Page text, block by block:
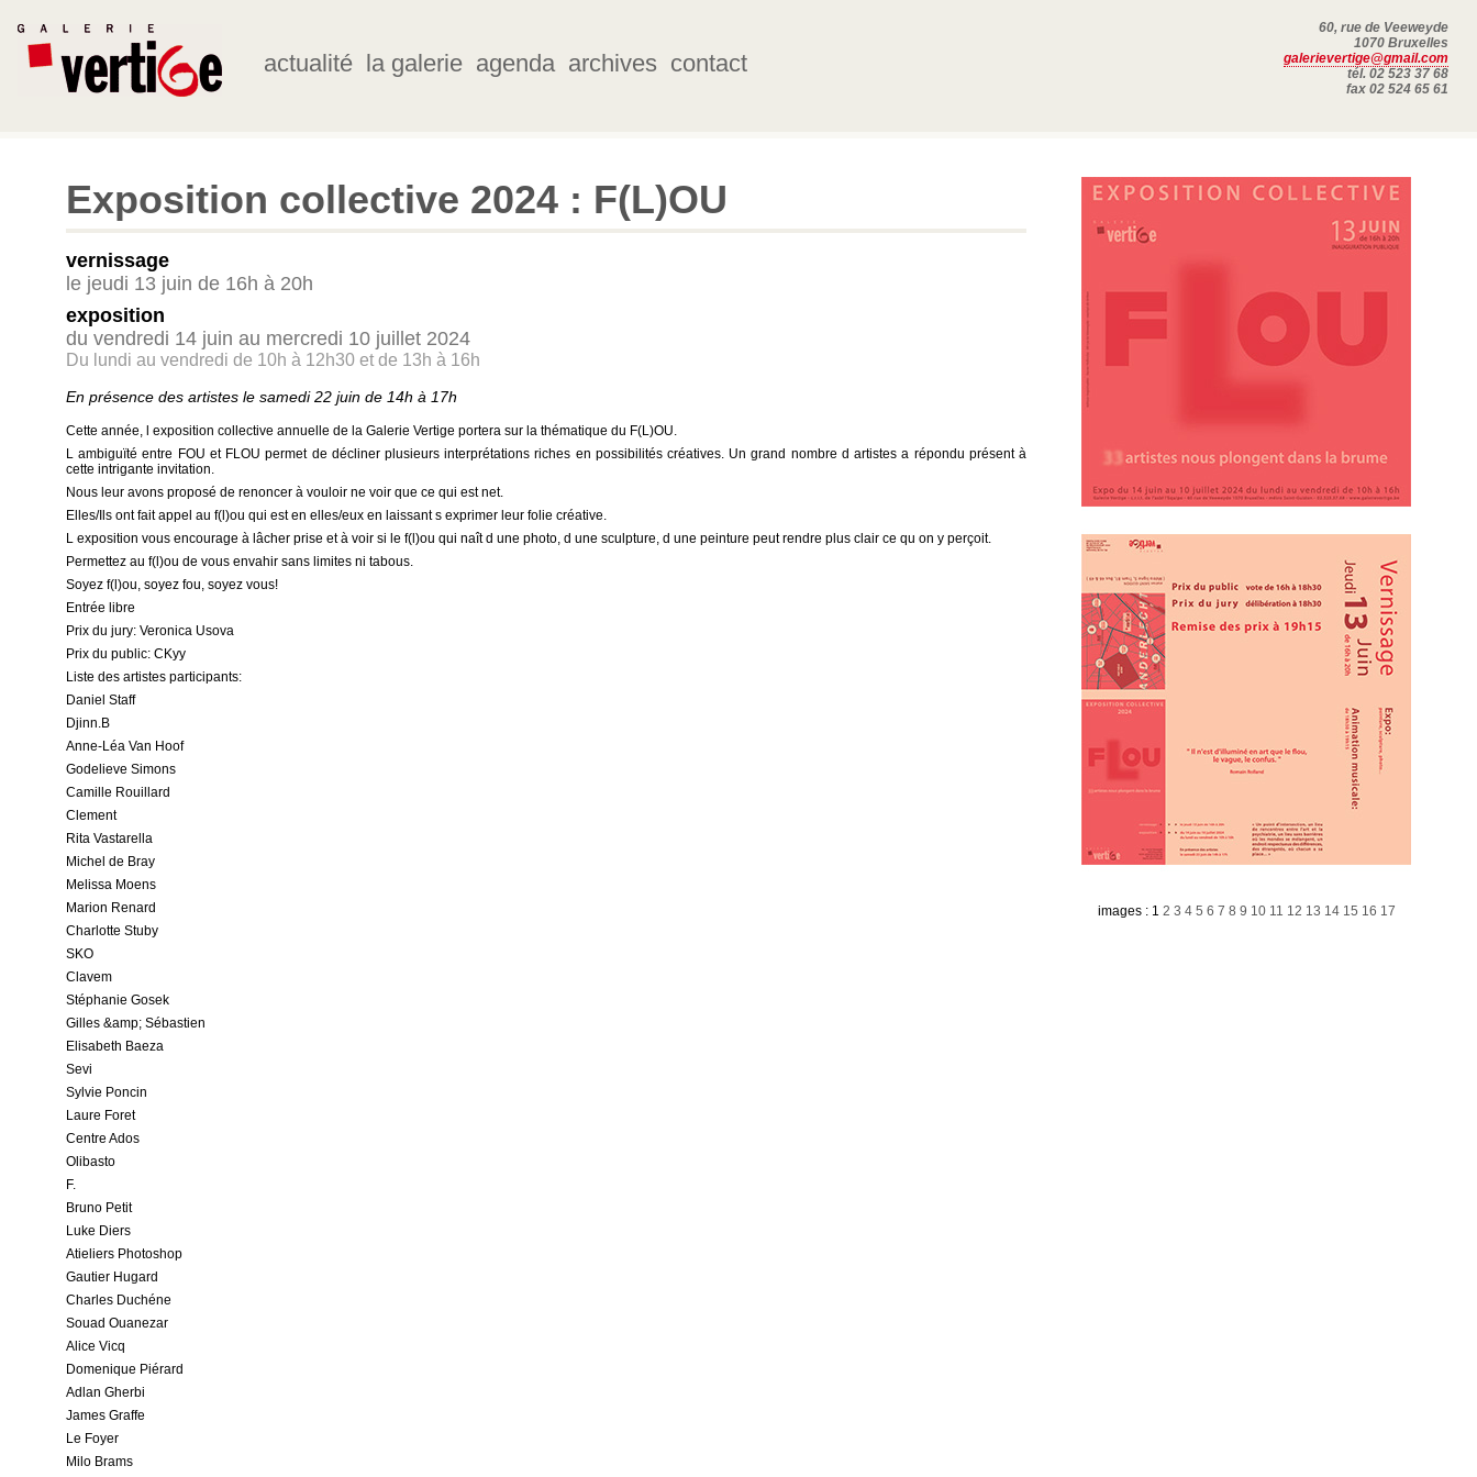
actualité la galerie agenda archives contact
60, rue de Veeweyde
1070 Bruxelles
galerievertige@gmail.com
tél. 02 523 37 68
fax 02 524 65 61
images : 1 2 3 4 5 6 7 8 9 10 11 12 13 14 15 16 17
Exposition collective 2024 : F(L)OU
vernissage
le jeudi 13 juin de 16h à 20h
exposition
du vendredi 14 juin au mercredi 10 juillet 2024
Du lundi au vendredi de 10h à 12h30 et de 13h à 16h
En présence des artistes le samedi 22 juin de 14h à 17h
Cette année, l exposition collective annuelle de la Galerie Vertige portera sur la thématique du F(L)OU.
L ambiguïté entre FOU et FLOU permet de décliner plusieurs interprétations riches en possibilités créatives. Un grand nombre d artistes a répondu présent à
cette intrigante invitation.
Nous leur avons proposé de renoncer à vouloir ne voir que ce qui est net.
Elles/Ils ont fait appel au f(l)ou qui est en elles/eux en laissant s exprimer leur folie créative.
L exposition vous encourage à lâcher prise et à voir si le f(l)ou qui naît d une photo, d une sculpture, d une peinture peut rendre plus clair ce qu on y perçoit.
Permettez au f(l)ou de vous envahir sans limites ni tabous.
Soyez f(l)ou, soyez fou, soyez vous!
Entrée libre
Prix du jury: Veronica Usova
Prix du public: CKyy
Liste des artistes participants:
Daniel Staff
Djinn.B
Anne-Léa Van Hoof
Godelieve Simons
Camille Rouillard
Clement
Rita Vastarella
Michel de Bray
Melissa Moens
Marion Renard
Charlotte Stuby
SKO
Clavem
Stéphanie Gosek
Gilles &amp; Sébastien
Elisabeth Baeza
Sevi
Sylvie Poncin
Laure Foret
Centre Ados
Olibasto
F.
Bruno Petit
Luke Diers
Atieliers Photoshop
Gautier Hugard
Charles Duchéne
Souad Ouanezar
Alice Vicq
Domenique Piérard
Adlan Gherbi
James Graffe
Le Foyer
Milo Brams